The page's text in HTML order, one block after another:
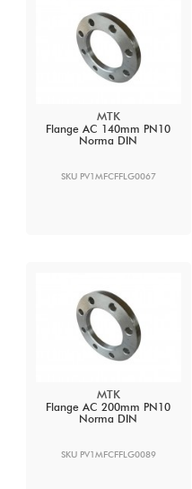
MTK
Flange AC 140mm PN10
Norma DIN
SKU PV1MFCFFLG0067
MTK
Flange AC 200mm PN10
Norma DIN
SKU PV1MFCFFLG0089